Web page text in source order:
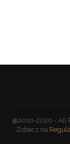
@2010-2020 - All
Zobacz na